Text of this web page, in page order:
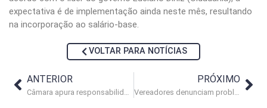
expectativa é de implementação ainda neste mês, resultando
na incorporação ao salário-base.
VOLTAR PARA NOTÍCIAS
ANTERIOR PRÓXIMO